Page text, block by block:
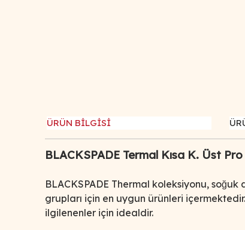
ÜRÜN BİLGİSİ
BLACKSPADE Termal Kısa K. Üst
BLACKSPADE Thermal koleksiyonu, soğuk
grupları için en uygun ürünleri
ilgilenenler için idealdir.